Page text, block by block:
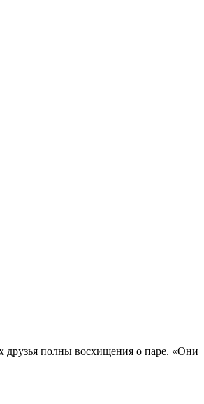
друзья полны восхищения о паре. «Они